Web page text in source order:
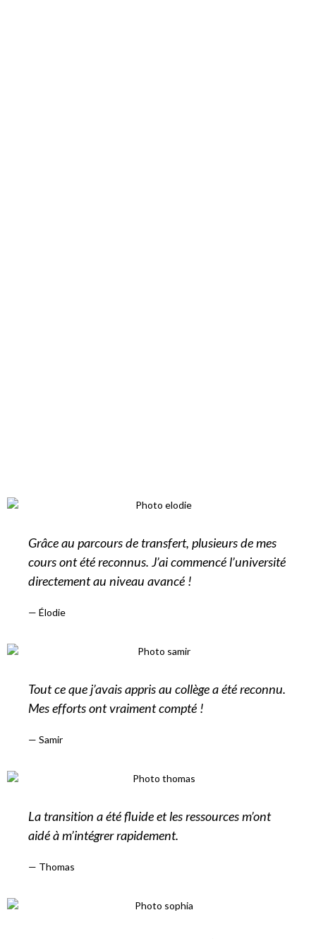
Grâce au parcours de transfert, plusieurs de mes
cours ont été reconnus. J’ai commencé l’université
directement au niveau avancé !
— Élodie
Tout ce que j’avais appris au collège a été reconnu.
Mes efforts ont vraiment compté !
— Samir
La transition a été fluide et les ressources m’ont
aidé à m’intégrer rapidement.
— Thomas